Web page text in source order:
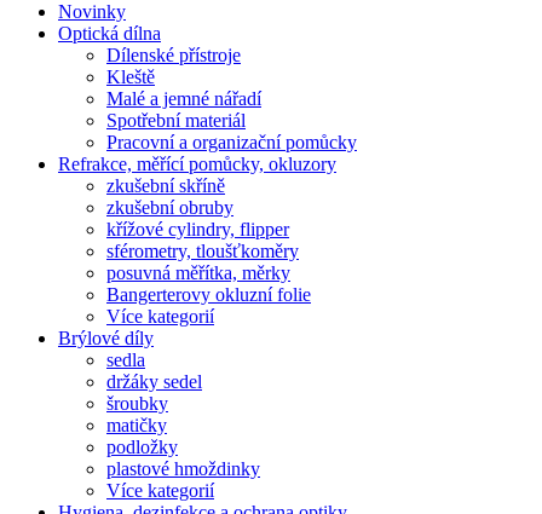
Novinky
Optická dílna
Dílenské přístroje
Kleště
Malé a jemné nářadí
Spotřební materiál
Pracovní a organizační pomůcky
Refrakce, měřící pomůcky, okluzory
zkušební skříně
zkušební obruby
křížové cylindry, flipper
sférometry, tloušťkoměry
posuvná měřítka, měrky
Bangerterovy okluzní folie
Více kategorií
Brýlové díly
sedla
držáky sedel
šroubky
matičky
podložky
plastové hmoždinky
Více kategorií